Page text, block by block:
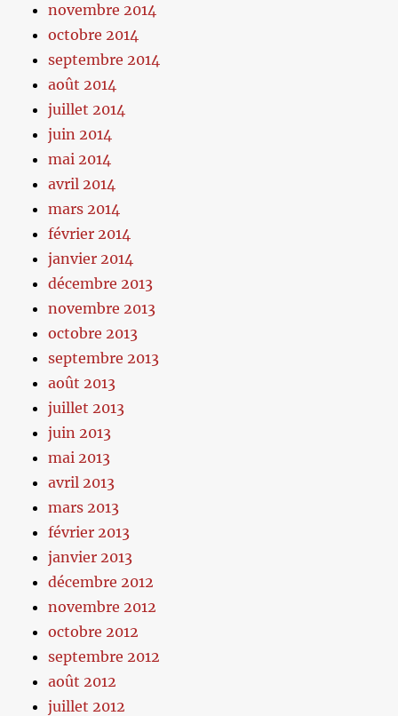
novembre 2014
octobre 2014
septembre 2014
août 2014
juillet 2014
juin 2014
mai 2014
avril 2014
mars 2014
février 2014
janvier 2014
décembre 2013
novembre 2013
octobre 2013
septembre 2013
août 2013
juillet 2013
juin 2013
mai 2013
avril 2013
mars 2013
février 2013
janvier 2013
décembre 2012
novembre 2012
octobre 2012
septembre 2012
août 2012
juillet 2012